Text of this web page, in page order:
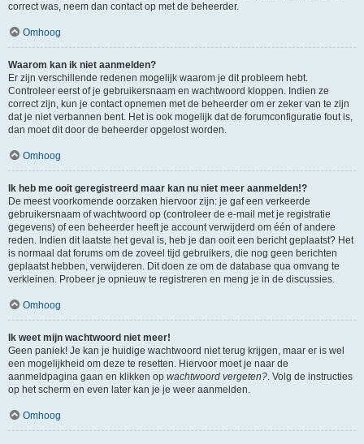
correct was, neem dan contact op met de beheerder.
Omhoog
Waarom kan ik niet aanmelden?
Er zijn verschillende redenen mogelijk waarom je dit probleem hebt.
Controleer eerst of je gebruikersnaam en wachtwoord kloppen. Indien ze
correct zijn, kun je contact opnemen met de beheerder om er zeker van te zijn
dat je niet verbannen bent. Het is ook mogelijk dat de forumconfiguratie fout is,
dan moet dit door de beheerder opgelost worden.
Omhoog
Ik heb me ooit geregistreerd maar kan nu niet meer aanmelden!?
De meest voorkomende oorzaken hiervoor zijn: je gaf een verkeerde
gebruikersnaam of wachtwoord op (controleer de e-mail met je registratie
gegevens) of een beheerder heeft je account verwijderd om één of andere
reden. Indien dit laatste het geval is, heb je dan ooit een bericht geplaatst? Het
is normaal dat forums om de zoveel tijd gebruikers, die nog geen berichten
geplaatst hebben, verwijderen. Dit doen ze om de database qua omvang te
verkleinen. Probeer je opnieuw te registreren en meng je in de discussies.
Omhoog
Ik weet mijn wachtwoord niet meer!
Geen paniek! Je kan je huidige wachtwoord niet terug krijgen, maar er is wel
een mogelijkheid om deze te resetten. Hiervoor moet je naar de
aanmeldpagina gaan en klikken op wachtwoord vergeten?. Volg de instructies
op het scherm en even later kan je je weer aanmelden.
Omhoog